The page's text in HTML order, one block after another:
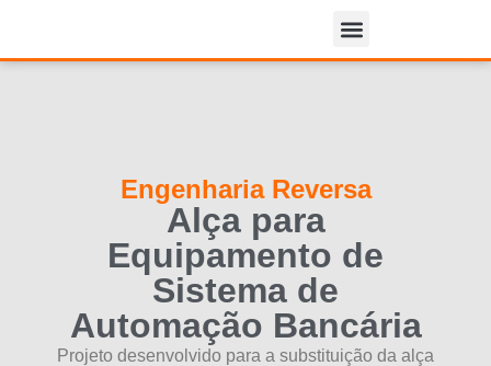
Engenharia Reversa
Alça para
Equipamento de
Sistema de
Automação Bancária
Projeto desenvolvido para a substituição da alça